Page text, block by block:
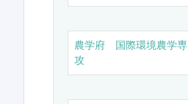
農学府 国際環境農学専
攻